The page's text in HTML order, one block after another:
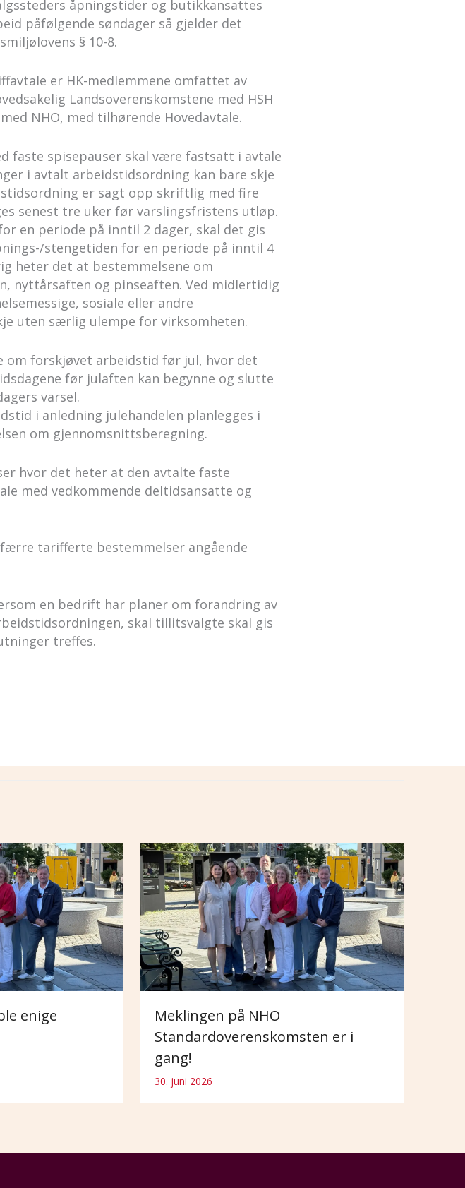
åpningstider og butikkansattes
påfølgende søndager så gjelder det
§ 10-8.
er HK-medlemmene omfattet av
Landsoverenskomstene med HSH
NHO, med tilhørende Hovedavtale.
faste spisepauser skal være fastsatt i avtale
i avtalt arbeidstidsordning kan bare skje
er sagt opp skriftlig med fire
senest tre uker før varslingsfristens utløp.
en periode på inntil 2 dager, skal det gis
stengetiden for en periode på inntil 4
heter det at bestemmelsene om
nyttårsaften og pinseaften. Ved midlertidig
sosiale eller andre
uten særlig ulempe for virksomheten.
om forskjøvet arbeidstid før jul, hvor det
før julaften kan begynne og slutte
varsel.
i anledning julehandelen planlegges i
om gjennomsnittsberegning.
hvor det heter at den avtalte faste
med vedkommende deltidsansatte og
tarifferte bestemmelser angående
en bedrift har planer om forandring av
skal tillitsvalgte skal gis
treffes.
enige
Meklingen på NHO
Standardoverenskomsten er i
gang!
30. juni 2026